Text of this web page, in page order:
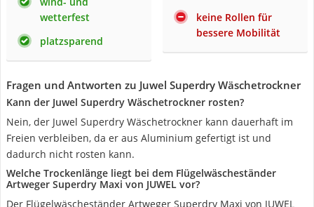
wetterfest
platzsparend
keine Rollen für
bessere Mobilität
Fragen und Antworten zu Juwel Superdry Wäschetrockner
Kann der Juwel Superdry Wäschetrockner rosten?
Nein, der Juwel Superdry Wäschetrockner kann dauerhaft im
Freien verbleiben, da er aus Aluminium gefertigt ist und
dadurch nicht rosten kann.
Welche Trockenlänge liegt bei dem Flügelwäscheständer
Artweger Superdry Maxi von JUWEL vor?
Der Flügelwäscheständer Artweger Superdry Maxi von JUWEL